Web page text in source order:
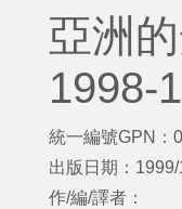
亞洲
1998-
統一編號GPN：
出版日期：
作/編/譯者：